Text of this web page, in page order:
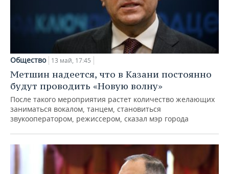
Общество 13 май, 17:45
Метшин надеется, что в Казани постоянно
будут проводить «Новую волну»
После такого мероприятия растет количество желающих
заниматься вокалом, танцем, становиться
звукооператором, режиссером, сказал мэр города